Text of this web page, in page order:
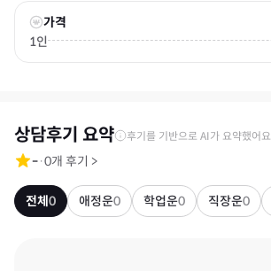
가격
1인
상담후기 요약 후기를 기반으로 AI가 요약했어요
-·0개 후기 >
전체0 애정운0 학업운0 직장운0